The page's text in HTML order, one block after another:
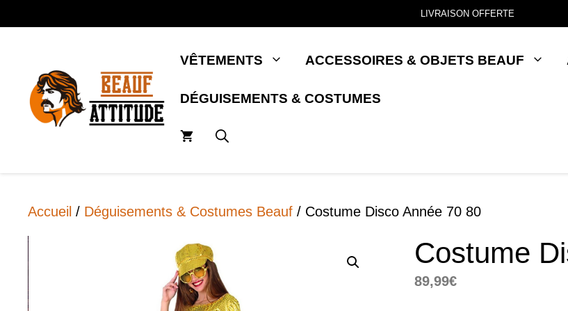
au
LIVRAISON OFFERTE
VÊTEMENTS ACCESSOIRES & OBJETS BEAUF
DÉGUISEMENTS & COSTUMES
Accueil / Déguisements & Costumes Beauf / Costume Disco Année 70 80
Costume
89,99€